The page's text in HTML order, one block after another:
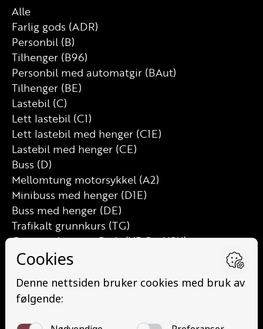
Alle
Farlig gods (ADR)
Personbil (B)
Tilhenger (B96)
Personbil med automatgir (BAut)
Tilhenger (BE)
Lastebil (C)
Lett lastebil (C1)
Lett lastebil med henger (C1E)
Lastebil med henger (CE)
Buss (D)
Mellomtung motorsykkel (A2)
Minibuss med henger (D1E)
Buss med henger (DE)
Trafikalt grunnkurs (TG)
Grunnutdanning Gods (YDG – YSK)
Grunnutdanning Person (YDP – YSK)
YSK Gods etterutdanning (EYDG)
Nettbasert teorikurs (Teorikurs)